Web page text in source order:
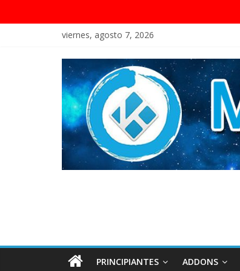
viernes, agosto 7, 2026
PRINCIPIANTES ADDONS